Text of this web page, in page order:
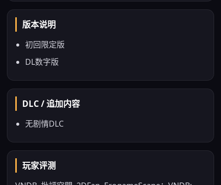
版本说明
初回限定版
DL数字版
DLC / 追加内容
无剧情DLC
玩家评测